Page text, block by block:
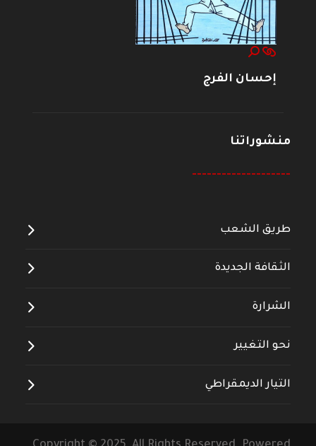
إحسان الفرج
منشوراتنا
--------------------
طريق الشعب
الثقافة الجديدة
الشرارة
نحو التغيير
التيار الديمقراطي